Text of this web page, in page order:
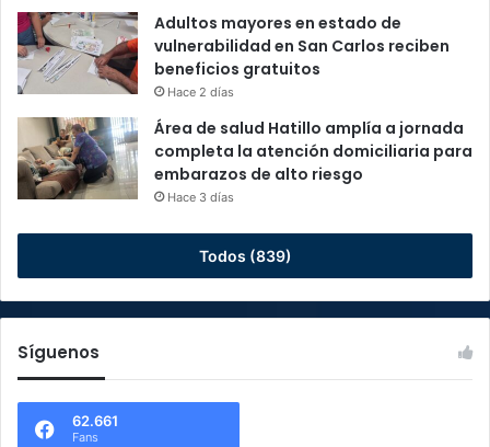
Adultos mayores en estado de
vulnerabilidad en San Carlos reciben
beneficios gratuitos
Hace 2 días
Área de salud Hatillo amplía a jornada
completa la atención domiciliaria para
embarazos de alto riesgo
Hace 3 días
Todos (839)
Síguenos
62.661
Fans